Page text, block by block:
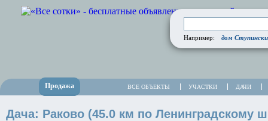
ВСЕ ОБЪЕКТЫ УЧАСТКИ ДАЧИ
Продажа
Например: дом
Дача: Раково (45.0 км по Ленинградскому